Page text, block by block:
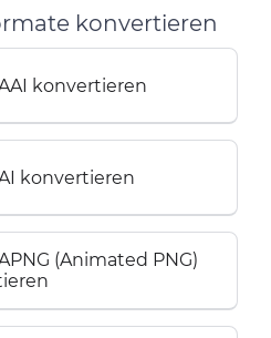
konvertieren
konvertieren
konvertieren
(Animated PNG)